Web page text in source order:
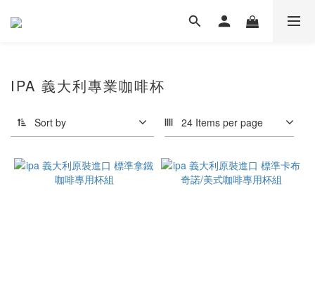
IPA 義大利專業咖啡杯
Sort by 24 Items per page